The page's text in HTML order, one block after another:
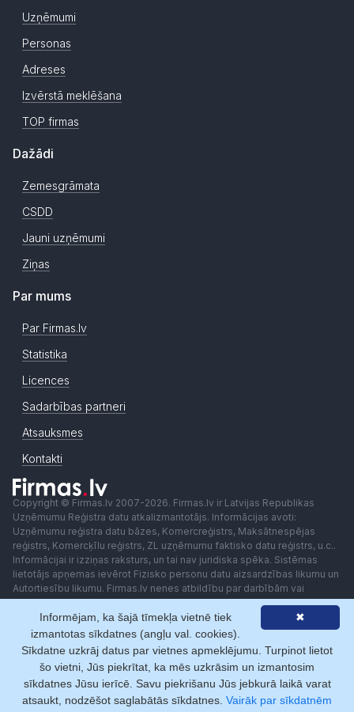
Uzņēmumi
Personas
Adreses
Izvērstā meklēšana
TOP firmas
Dažādi
Zemesgrāmata
CSDD
Jauni uzņēmumi
Ziņas
Par mums
Par Firmas.lv
Statistika
Licences
Sadarbības partneri
Atsauksmes
Kontakti
Copyright © Firmas.lv 2007-2026. Firmas.lv ir Latvijas Republikas
Uzņēmumu Reģistra datu atkalizmantotājs. Informācijas avoti:
Uzņēmumu reģistra datu bāzes, Komercreģistrs, Maksātnespējas
reģistrs, Komercķīlu reģistrs, ZL uzņēmumu faktisko datu reģistrs, u.c..
Informācijai ir izziņas raksturs, un tai nav juridiska spēka. Sistēmas
lietotājs apņemas ievērot Fizisko personu datu aizsardzības likumu un
Autortiesību likumu. Firmas.lv nenes atbildību par darbībām vai
lēmumiem, kas balstīti uz saņemto pakalpojumu. Lietotājam aizliegts
izmantot jebkādas automatizētas sistēmas vai iekārtas (robotus)
piekļuvei sistēmai bez rakstiskas saskaņošanas ar Firmas.lv. Galvenā
redaktore: Ingūna Pempere.
Lietošanas noteikumi
Privātuma politika Norēķini ar
✖
Informējam, ka šajā tīmekļa vietnē tiek
izmantotas sīkdatnes (angļu val. cookies).
Sīkdatne uzkrāj datus par vietnes apmeklējumu. Turpinot lietot
šo vietni, Jūs piekrītat, ka mēs uzkrāsim un izmantosim
sīkdatnes Jūsu ierīcē. Savu piekrišanu Jūs jebkurā laikā varat
atsaukt, nodzēšot saglabātās sīkdatnes. Vairāk par sīkdatnēm